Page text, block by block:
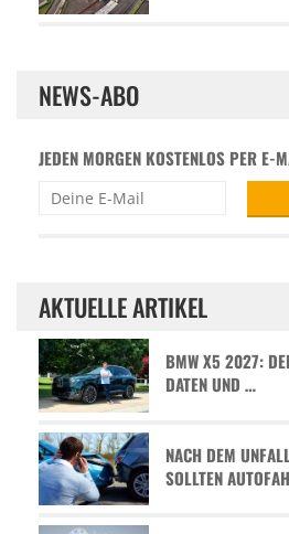
NEWS-ABO
JEDEN MORGEN KOSTENLOS PER E-
AKTUELLE ARTIKEL
BMW X5 2027:
ATEN UND …
NACH DEM
SOLLTEN